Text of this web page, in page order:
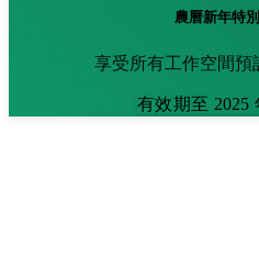
農曆新年特
享受所有工作空間預
有效期至 2025